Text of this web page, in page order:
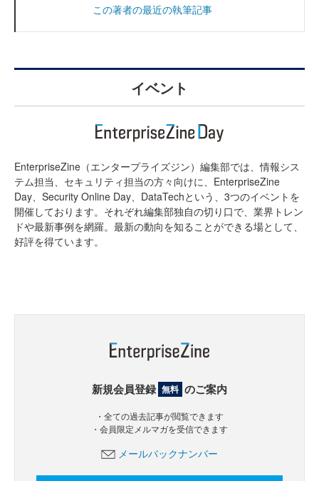
この著者の最近の執筆記事
イベント
EnterpriseZine（エンタープライズジン）編集部では、情報シス
テム担当、セキュリティ担当の方々向けに、EnterpriseZine
Day、Security Online Day、DataTechという、3つのイベントを
開催しております。それぞれ編集部独自の切り口で、業界トレン
ドや最新事例を網羅。最新の動向を知ることができる場として、
好評を得ています。
新規会員登録 無料 のご案内
・全ての過去記事が閲覧できます
・会員限定メルマガを受信できます
メールバックナンバー